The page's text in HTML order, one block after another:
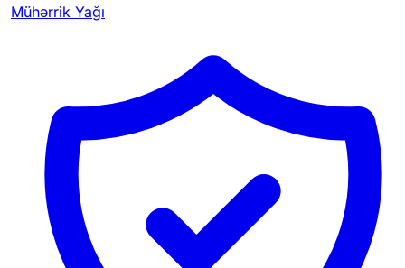
Mühərrik Yağı